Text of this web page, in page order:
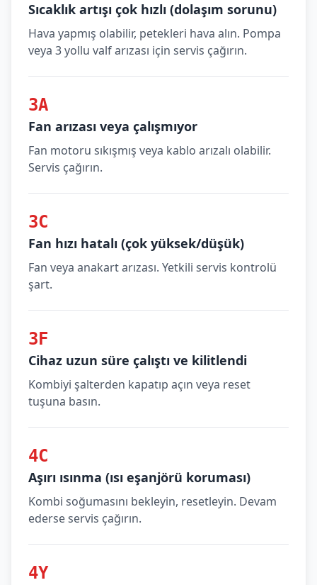
Sıcaklık artışı çok hızlı (dolaşım sorunu)
Hava yapmış olabilir, petekleri hava alın. Pompa
veya 3 yollu valf arızası için servis çağırın.
3A
Fan arızası veya çalışmıyor
Fan motoru sıkışmış veya kablo arızalı olabilir.
Servis çağırın.
3C
Fan hızı hatalı (çok yüksek/düşük)
Fan veya anakart arızası. Yetkili servis kontrolü
şart.
3F
Cihaz uzun süre çalıştı ve kilitlendi
Kombiyi şalterden kapatıp açın veya reset
tuşuna basın.
4C
Aşırı ısınma (ısı eşanjörü koruması)
Kombi soğumasını bekleyin, resetleyin. Devam
ederse servis çağırın.
4Y